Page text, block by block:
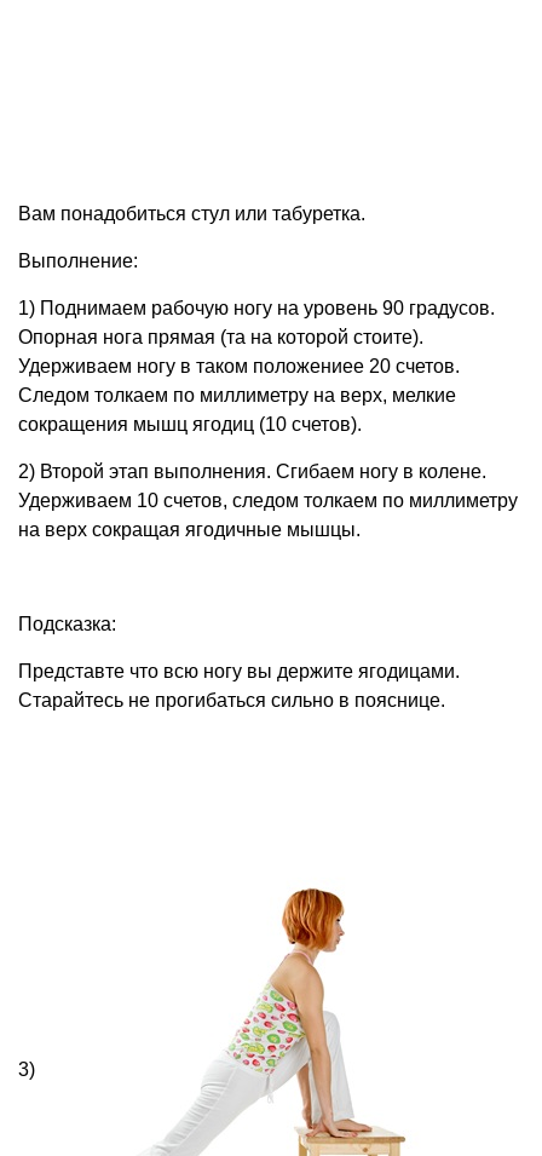
Вам понадобиться стул или табуретка.
Выполнение:
1) Поднимаем рабочую ногу на уровень 90 градусов.
Опорная нога прямая (та на которой стоите).
Удерживаем ногу в таком положениее 20 счетов.
Следом толкаем по миллиметру на верх, мелкие
сокращения мышц ягодиц (10 счетов).
2) Второй этап выполнения. Сгибаем ногу в колене.
Удерживаем 10 счетов, следом толкаем по миллиметру
на верх сокращая ягодичные мышцы.
Подсказка:
Представте что всю ногу вы держите ягодицами.
Старайтесь не прогибаться сильно в пояснице.
3)